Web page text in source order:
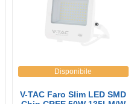
Disponibile
V-TAC Faro Slim LED SMD